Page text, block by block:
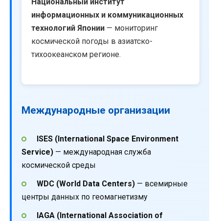
Национальный институт
информационных и коммуникационных
технологий Японии — мониторинг
космической погоды в азиатско-
тихоокеанском регионе.
Международные организации
ISES (International Space Environment
Service) — международная служба
космической среды
WDC (World Data Centers)— всемирные
центры данных по геомагнетизму
IAGA (International Association of